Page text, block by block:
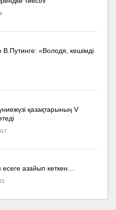
В.Путинге: «Володя, кешімді
қазақтарының V
азайып кеткен…